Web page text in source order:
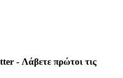
- Λάβετε πρώτοι τις